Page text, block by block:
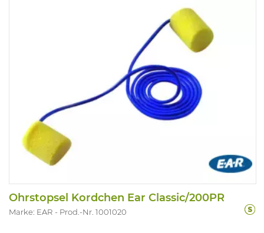
Ohrstopsel Kordchen Ear Classic/200PR
Marke: EAR Prod.-Nr. 1001020